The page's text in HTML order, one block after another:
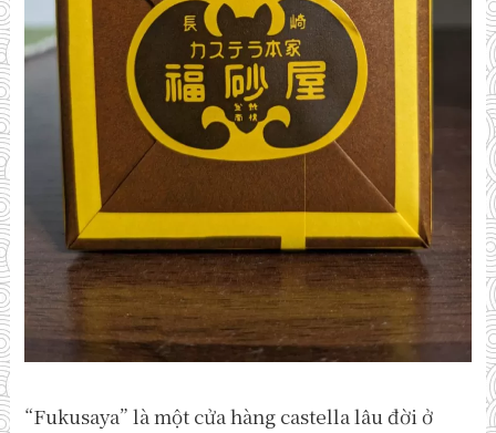
“Fukusaya” là một cửa hàng castella lâu đời ở